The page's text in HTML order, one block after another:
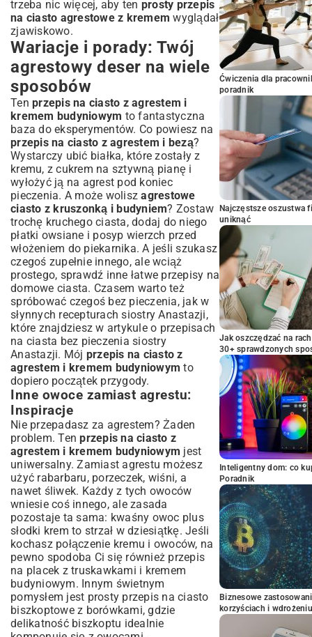
trzeba nic więcej, aby ten prosty przepis
na ciasto agrestowe z kremem wyglądał
zjawiskowo.
Wariacje i porady: Twój
agrestowy deser na wiele
sposobów
Ten przepis na ciasto z agrestem i
kremem budyniowym to fantastyczna
baza do eksperymentów. Co powiesz na
przepis na ciasto z agrestem i bezą?
Wystarczy ubić białka, które zostały z
kremu, z cukrem na sztywną pianę i
wyłożyć ją na agrest pod koniec
pieczenia. A może woliszagrestowe
ciasto z kruszonką i budyniem? Zostaw
trochę kruchego ciasta, dodaj do niego
płatki owsiane i posyp wierzch przed
włożeniem do piekarnika. A jeśli szukasz
czegoś zupełnie innego, ale wciąż
prostego, sprawdź inne łatwe przepisy na
domowe ciasta. Czasem warto też
spróbować czegoś bez pieczenia, jak w
słynnych recepturach siostry Anastazji,
które znajdziesz w artykule o przepisach
na ciasta bez pieczenia siostry
Anastazji. Mój przepis na ciasto z
agrestem i kremem budyniowym to
dopiero początek przygody.
Inne owoce zamiast agrestu:
Inspiracje
Nie przepadasz za agrestem? Żaden
problem. Tenprzepis na ciasto z
agrestem i kremem budyniowym jest
uniwersalny. Zamiast agrestu możesz
użyć rabarbaru, porzeczek, wiśni, a
nawet śliwek. Każdy z tych owoców
wniesie coś innego, ale zasada
pozostaje ta sama: kwaśny owoc plus
słodki krem to strzał w dziesiątkę. Jeśli
kochasz połączenie kremu i owoców, na
pewno spodoba Ci się również przepis
na placek z truskawkami i kremem
budyniowym. Innym świetnym
pomysłem jest prosty przepis na ciasto
biszkoptowe z borówkami, gdzie
delikatność biszkoptu idealnie
Ćwiczenia dla
poradnik
Najczęstsze oszustwa
uniknąć
Jak oszczędzać na
30+ sprawdzonych
Inteligentny dom: co
Poradnik
Biznesowe
korzyściach i wdrożeniu